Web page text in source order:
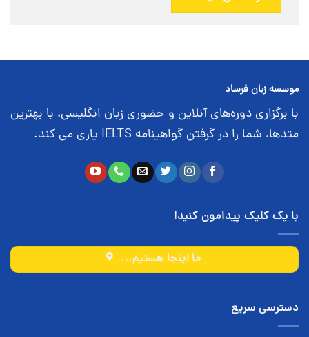
موسسه زبان فرساد
با برگزاری دوره‌های آنلاین و حضوری زبان انگلیسی، با بهترین
متدها، شما را در گرفتن گواهینامه IELTS یاری می کند.
با یک کلیک پیدامون کنید!
ما اینجا هستیم...
دسترسی سریع